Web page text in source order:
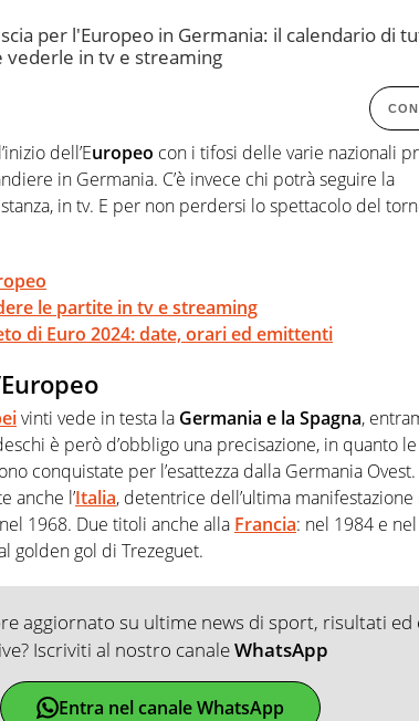
per l'Europeo in Germania: il calendario di
in tv e streaming
dell’Europeo con i tifosi delle varie nazionali
in Germania. C’è invece chi potrà seguire la
in tv. E per non perdersi lo spettacolo del
le partite in tv e streaming
di Euro 2024: date, orari ed emittenti
vinti vede in testa la Germania e la Spagna,
è però d’obbligo una precisazione, in quanto
conquistate per l’esattezza dalla Germania Ovest.
anche l’Italia, detentrice dell’ultima
1968. Due titoli anche alla Francia: nel 1984 e
golden gol di Trezeguet.
aggiornato su ultime news di sport, risultati ed
Iscriviti al nostro canaleWhatsApp
Entra nel canale WhatsApp